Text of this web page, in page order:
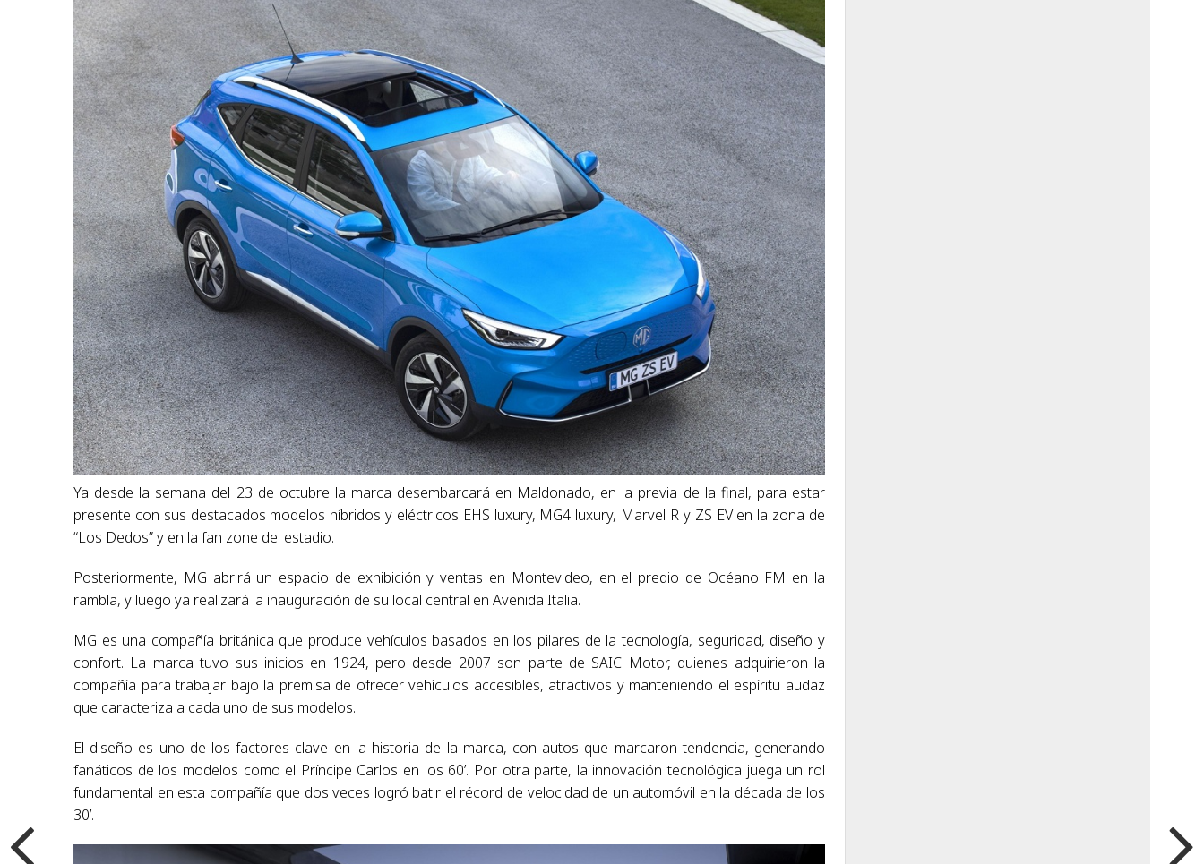
Ya desde la semana del 23 de octubre la marca desembarcará en Maldonado, en la previa de la final, para estar
presente con sus destacados modelos híbridos y eléctricos EHS luxury, MG4 luxury, Marvel R y ZS EV en la zona de
“Los Dedos” y en la fan zone del estadio.
Posteriormente, MG abrirá un espacio de exhibición y ventas en Montevideo, en el predio de Océano FM en la
rambla, y luego ya realizará la inauguración de su local central en Avenida Italia.
MG es una compañía británica que produce vehículos basados en los pilares de la tecnología, seguridad, diseño y
confort. La marca tuvo sus inicios en 1924, pero desde 2007 son parte de SAIC Motor, quienes adquirieron la
compañía para trabajar bajo la premisa de ofrecer vehículos accesibles, atractivos y manteniendo el espíritu audaz
que caracteriza a cada uno de sus modelos.
El diseño es uno de los factores clave en la historia de la marca, con autos que marcaron tendencia, generando
fanáticos de los modelos como el Príncipe Carlos en los 60’. Por otra parte, la innovación tecnológica juega un rol
fundamental en esta compañía que dos veces logró batir el récord de velocidad de un automóvil en la década de los
30’.